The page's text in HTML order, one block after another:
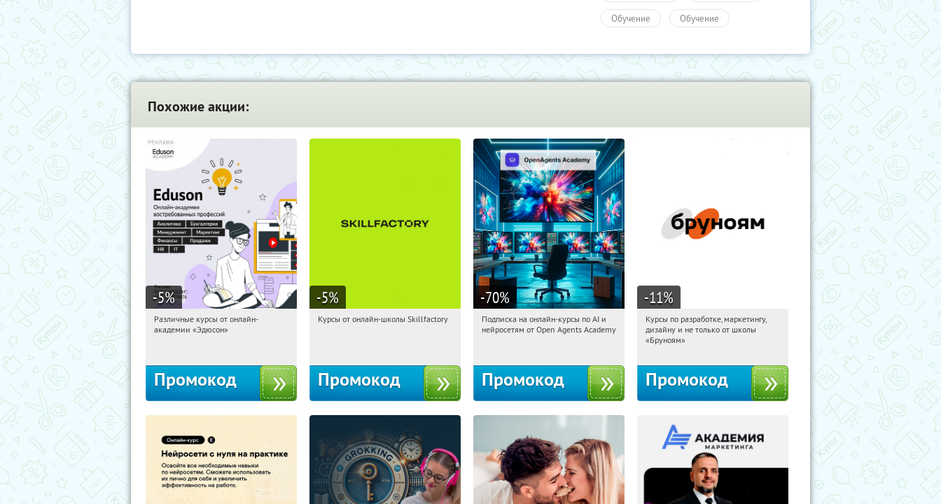
Обучение Обучение
Похожие акции:
-5%
10:26:32 Получили:
Различные курсы от онлайн-
академии «Эдюсон»
Промокод
-5%
10:26:32
Получи первым!
Курсы от онлайн-школы Skillfactory
Промокод
-70%
10:26:32 Получили:
Подписка на онлайн-курсы по AI и
нейросетям от Open Agents Academy
Промокод
-11%
10:26:32
Получи первым!
Россия
Курсы по разработке, маркетингу,
дизайну и не только от школы
«Бруноям»
Промокод